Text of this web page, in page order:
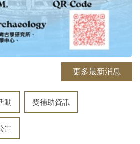
更多最新消息
動 獎補助資訊
告